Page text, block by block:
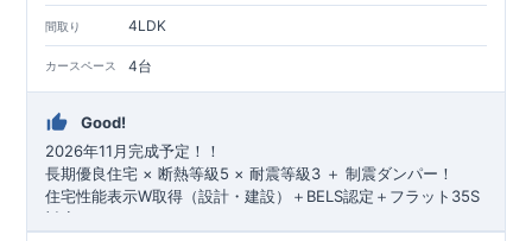
間取り 4LDK
カースペース 4台
Good!
2026年11月完成予定！！
長期優良住宅 × 断熱等級5 × 耐震等級3 ＋ 制震ダンパー！
住宅性能表示W取得（設計・建設）＋BELS認定＋フラット35S
対応！